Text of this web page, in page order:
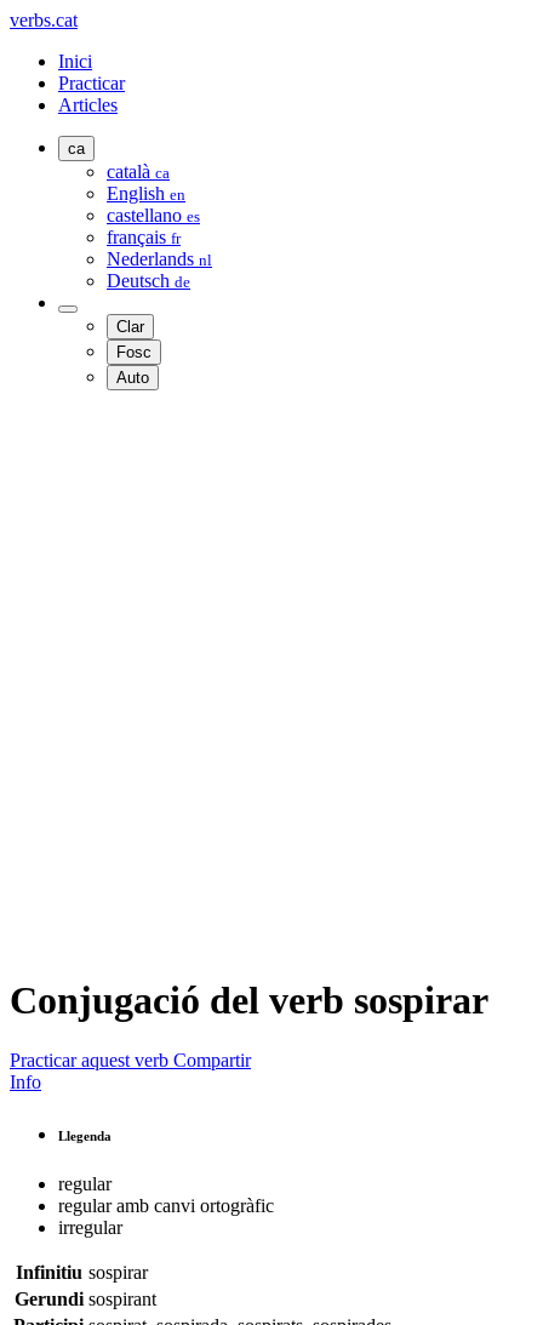
verbs.cat
Inici
Practicar
Articles
ca
català ca
English en
castellano es
français fr
Nederlands nl
Deutsch de
Clar
Fosc
Auto
Conjugació del verb sospirar
Practicar aquest verb Compartir
Info
Llegenda
regular
regular amb canvi ortogràfic
irregular
Infinitiu sospirar
Gerundi sospirant